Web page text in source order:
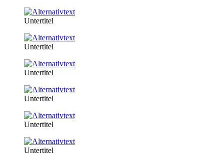
Untertitel
Untertitel
Untertitel
Untertitel
Untertitel
Untertitel